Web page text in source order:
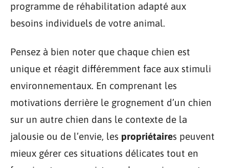
programme de réhabilitation adapté aux
besoins individuels de votre animal.
Pensez à bien noter que chaque chien est
unique et réagit différemment face aux stimuli
environnementaux. En comprenant les
motivations derrière le grognement d’un chien
sur un autre chien dans le contexte de la
jalousie ou de l’envie, les propriétaires peuvent
mieux gérer ces situations délicates tout en